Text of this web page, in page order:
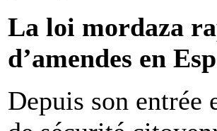
La loi mordaza
d’amendes en
Depuis son